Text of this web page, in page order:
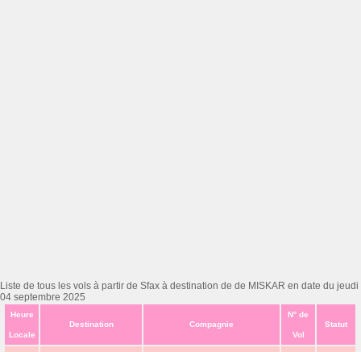
Liste de tous les vols à partir de Sfax à destination de de MISKAR en date du jeudi
04 septembre 2025
Heure
Locale
Destination Compagnie
N° de
Vol
Statut